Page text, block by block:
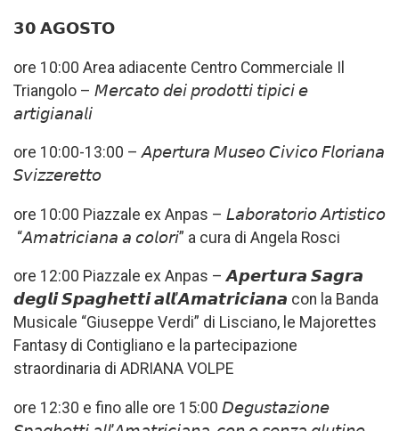
𝟯𝟬 𝗔𝗚𝗢𝗦𝗧𝗢
ore 10:00 Area adiacente Centro Commerciale Il
Triangolo – 𝘔𝘦𝘳𝘤𝘢𝘵𝘰 𝘥𝘦𝘪 𝘱𝘳𝘰𝘥𝘰𝘵𝘵𝘪 𝘵𝘪𝘱𝘪𝘤𝘪 𝘦
𝘢𝘳𝘵𝘪𝘨𝘪𝘢𝘯𝘢𝘭𝘪
ore 10:00-13:00 – 𝘈𝘱𝘦𝘳𝘵𝘶𝘳𝘢 𝘔𝘶𝘴𝘦𝘰 𝘊𝘪𝘷𝘪𝘤𝘰 𝘍𝘭𝘰𝘳𝘪𝘢𝘯𝘢
𝘚𝘷𝘪𝘻𝘻𝘦𝘳𝘦𝘵𝘵𝘰
ore 10:00 Piazzale ex Anpas – 𝘓𝘢𝘣𝘰𝘳𝘢𝘵𝘰𝘳𝘪𝘰 𝘈𝘳𝘵𝘪𝘴𝘵𝘪𝘤𝘰
“𝘈𝘮𝘢𝘵𝘳𝘪𝘤𝘪𝘢𝘯𝘢 𝘢 𝘤𝘰𝘭𝘰𝘳𝘪” a cura di Angela Rosci
ore 12:00 Piazzale ex Anpas – 𝘼𝙥𝙚𝙧𝙩𝙪𝙧𝙖 𝙎𝙖𝙜𝙧𝙖
𝙙𝙚𝙜𝙡𝙞 𝙎𝙥𝙖𝙜𝙝𝙚𝙩𝙩𝙞 𝙖𝙡𝙡’𝘼𝙢𝙖𝙩𝙧𝙞𝙘𝙞𝙖𝙣𝙖 con la Banda
Musicale “Giuseppe Verdi” di Lisciano, le Majorettes
Fantasy di Contigliano e la partecipazione
straordinaria di ADRIANA VOLPE
ore 12:30 e fino alle ore 15:00 𝘋𝘦𝘨𝘶𝘴𝘵𝘢𝘻𝘪𝘰𝘯𝘦